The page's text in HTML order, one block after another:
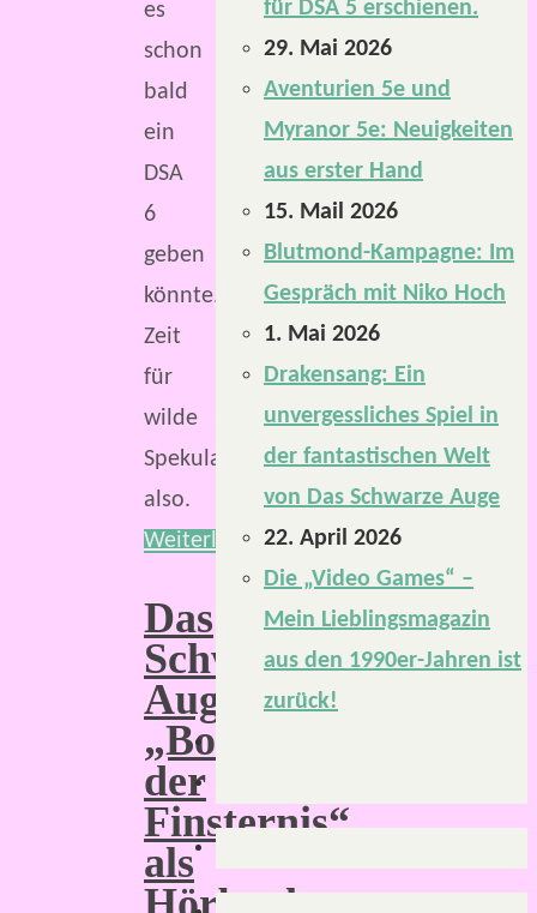
es
schon
bald
ein
DSA
6
geben
könnte.
Zeit
für
wilde
Spekulationen
also.
Weiterlesen
Das
Schwarze
Auge:
„Bote
der
Finsternis“
als
Hörbuch
für DSA 5 erschienen.
29. Mai 2026
Aventurien 5e und
Myranor 5e: Neuigkeiten
aus erster Hand
15. Mail 2026
Blutmond-Kampagne: Im
Gespräch mit Niko Hoch
1. Mai 2026
Drakensang: Ein
unvergessliches Spiel in
der fantastischen Welt
von Das Schwarze Auge
22. April 2026
Die „Video Games“ –
Mein Lieblingsmagazin
aus den 1990er-Jahren ist
zurück!